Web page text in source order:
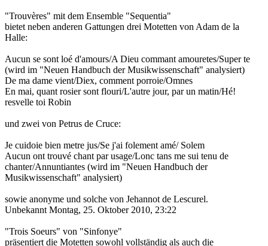
"Trouvères" mit dem Ensemble "Sequentia"
bietet neben anderen Gattungen drei Motetten von Adam de la
Halle:
Aucun se sont loé d'amours/A Dieu commant amouretes/Super te
(wird im "Neuen Handbuch der Musikwissenschaft" analysiert)
De ma dame vient/Diex, comment porroie/Omnes
En mai, quant rosier sont flouri/L'autre jour, par un matin/Hé!
resvelle toi Robin
und zwei von Petrus de Cruce:
Je cuidoie bien metre jus/Se j'ai folement amé/ Solem
Aucun ont trouvé chant par usage/Lonc tans me sui tenu de
chanter/Annuntiantes (wird im "Neuen Handbuch der
Musikwissenschaft" analysiert)
sowie anonyme und solche von Jehannot de Lescurel.
Unbekannt Montag, 25. Oktober 2010, 23:22
"Trois Soeurs" von "Sinfonye"
präsentiert die Motetten sowohl vollständig als auch die